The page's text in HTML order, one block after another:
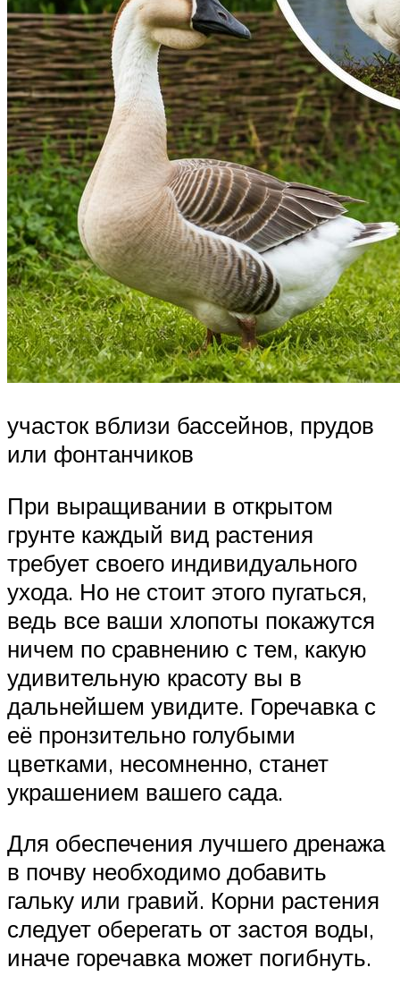
участок вблизи бассейнов, прудов
или фонтанчиков
При выращивании в открытом
грунте каждый вид растения
требует своего индивидуального
ухода. Но не стоит этого пугаться,
ведь все ваши хлопоты покажутся
ничем по сравнению с тем, какую
удивительную красоту вы в
дальнейшем увидите. Горечавка с
её пронзительно голубыми
цветками, несомненно, станет
украшением вашего сада.
Для обеспечения лучшего дренажа
в почву необходимо добавить
гальку или гравий. Корни растения
следует оберегать от застоя воды,
иначе горечавка может погибнуть.